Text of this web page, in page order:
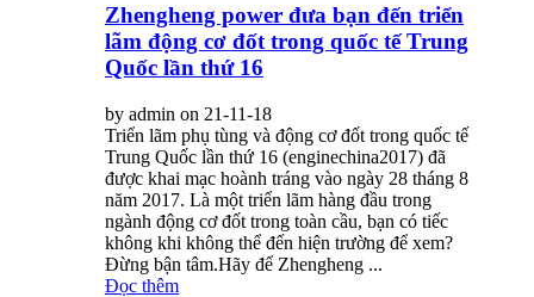
Zhengheng power đưa bạn đến triển
lãm động cơ đốt trong quốc tế Trung
Quốc lần thứ 16
by admin on 21-11-18
Triển lãm phụ tùng và động cơ đốt trong quốc tế
Trung Quốc lần thứ 16 (enginechina2017) đã
được khai mạc hoành tráng vào ngày 28 tháng 8
năm 2017. Là một triển lãm hàng đầu trong
ngành động cơ đốt trong toàn cầu, bạn có tiếc
không khi không thể đến hiện trường để xem?
Đừng bận tâm.Hãy để Zhengheng ...
Đọc thêm